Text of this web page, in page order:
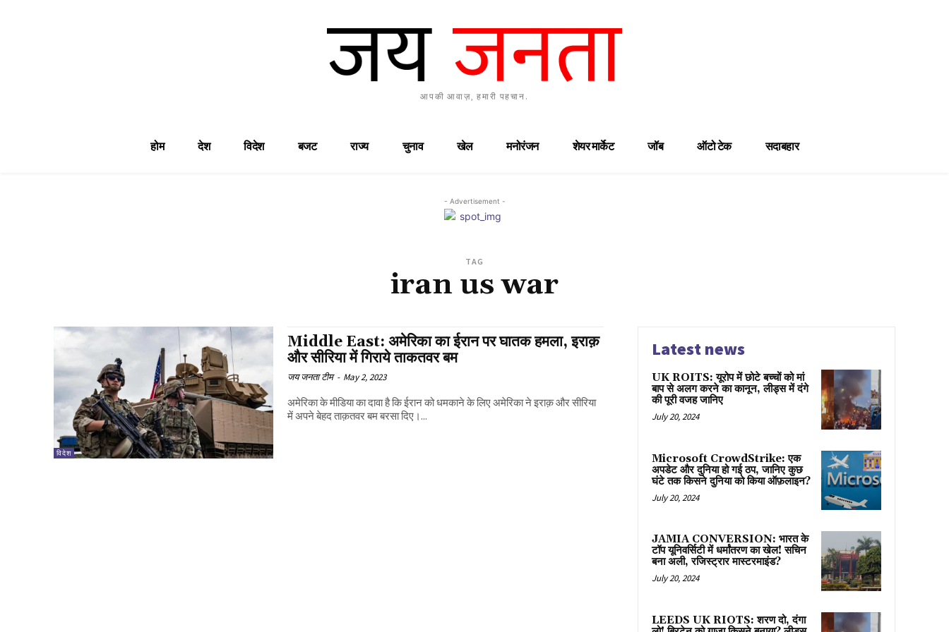
आपकी आवाज़, हमारी पहचान.
होम देश विदेश बजट राज्य चुनाव खेल मनोरंजन शेयर मार्केट जॉब ऑटो टेक सदाबहार
- Advertisement -
TAG
iran us war
विदेश
Middle East: अमेरिका का ईरान पर घातक हमला, इराक़
और सीरिया में गिराये ताकतवर बम
जय जनता टीम - May 2, 2023
अमेरिका के मीडिया का दावा है कि ईरान को धमकाने के लिए अमेरिका ने इराक़ और सीरिया
में अपने बेहद ताक़तवर बम बरसा दिए।...
Latest news
UK ROITS: यूरोप में छोटे बच्चों को मां
बाप से अलग करने का कानून, लीड्स में दंगे
की पूरी वजह जानिए
July 20, 2024
Microsoft CrowdStrike: एक
अपडेट और दुनिया हो गई ठप, जानिए कुछ
घंटे तक किसने दुनिया को किया ऑफ़लाइन?
July 20, 2024
JAMIA CONVERSION: भारत के
टॉप यूनिवर्सिटी में धर्मांतरण का खेल! सचिन
बना अली, रजिस्ट्रार मास्टरमाइंड?
July 20, 2024
LEEDS UK RIOTS: शरण दो, दंगा